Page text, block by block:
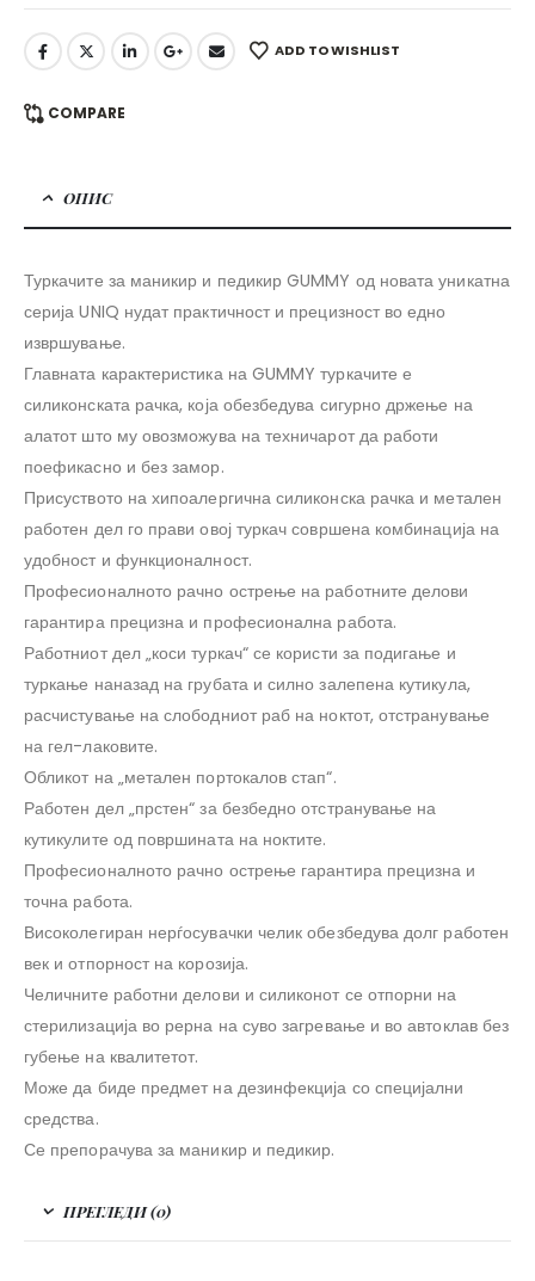
ADD TO WISHLIST
COMPARE
ОПИС
Туркачите за маникир и педикир GUMMY од новата уникатна
серија UNIQ нудат практичност и прецизност во едно
извршување.
Главната карактеристика на GUMMY туркачите е
силиконската рачка, која обезбедува сигурно држење на
алатот што му овозможува на техничарот да работи
поефикасно и без замор.
Присуството на хипоалергична силиконска рачка и метален
работен дел го прави овој туркач совршена комбинација на
удобност и функционалност.
Професионалното рачно острење на работните делови
гарантира прецизна и професионална работа.
Работниот дел „коси туркач“ се користи за подигање и
туркање наназад на грубата и силно залепена кутикула,
расчистување на слободниот раб на ноктот, отстранување
на гел-лаковите.
Обликот на „метален портокалов стап“.
Работен дел „прстен“ за безбедно отстранување на
кутикулите од површината на ноктите.
Професионалното рачно острење гарантира прецизна и
точна работа.
Високолегиран нерѓосувачки челик обезбедува долг работен
век и отпорност на корозија.
Челичните работни делови и силиконот се отпорни на
стерилизација во рерна на суво загревање и во автоклав без
губење на квалитетот.
Може да биде предмет на дезинфекција со специјални
средства.
Се препорачува за маникир и педикир.
ПРЕГЛЕДИ (0)